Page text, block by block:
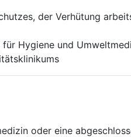
der Verhütung
Hygiene und
oder eine